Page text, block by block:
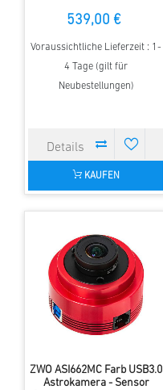
539,00 €
Voraussichtliche Lieferzeit : 1-
4 Tage (gilt für
Neubestellungen)
KAUFEN
ZWO ASI662MC Farb USB3.0
Astrokamera - Sensor